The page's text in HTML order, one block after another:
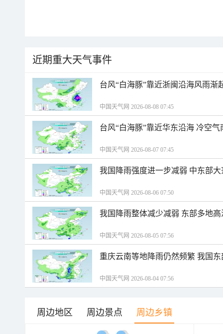
近期重大天气事件
台风“白海豚”靠近浙闽沿海风雨渐
中国天气网 2026-08-08 07:45
台风“白海豚”靠近华东沿海 冷空
中国天气网 2026-08-07 07:45
我国降雨强度进一步减弱 中东部
中国天气网 2026-08-06 07:50
我国降雨整体减少减弱 东部多地
中国天气网 2026-08-05 07:56
重庆云南等地降雨仍然频繁 我国
中国天气网 2026-08-04 07:56
周边地区 周边景点 周边乡镇